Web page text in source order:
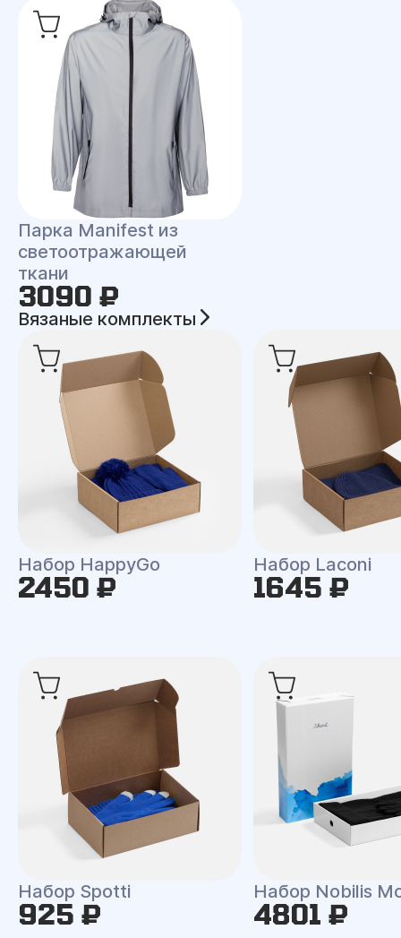
Парка Manifest из
светоотражающей
ткани
3090 ₽
Вязаные комплекты
Набор HappyGo
2450 ₽
Набор Laconi
1645 ₽
Набор Spotti
925 ₽
Набор Nobilis
4801 ₽